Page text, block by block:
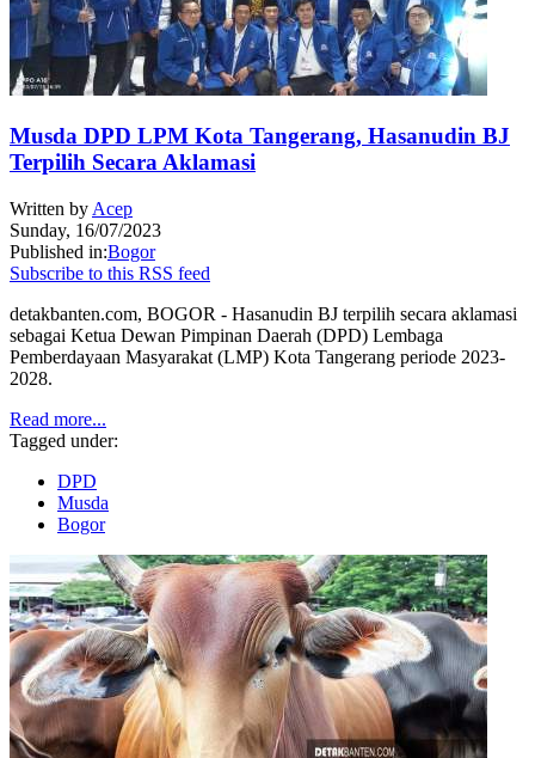
Musda DPD LPM Kota Tangerang, Hasanudin BJ
Terpilih Secara Aklamasi
Written by Acep
Sunday, 16/07/2023
Published in:Bogor
Subscribe to this RSS feed
detakbanten.com, BOGOR - Hasanudin BJ terpilih secara aklamasi
sebagai Ketua Dewan Pimpinan Daerah (DPD) Lembaga
Pemberdayaan Masyarakat (LMP) Kota Tangerang periode 2023-
2028.
Read more...
Tagged under:
DPD
Musda
Bogor